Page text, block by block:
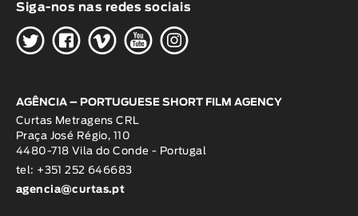
Siga-nos nas redes sociais
HGWOK
AGÊNCIA – PORTUGUESE SHORT FILM AGENCY
Curtas Metragens CRL
Praça José Régio, 110
4480-718 Vila do Conde - Portugal
tel: +351 252 646683
agencia@curtas.pt